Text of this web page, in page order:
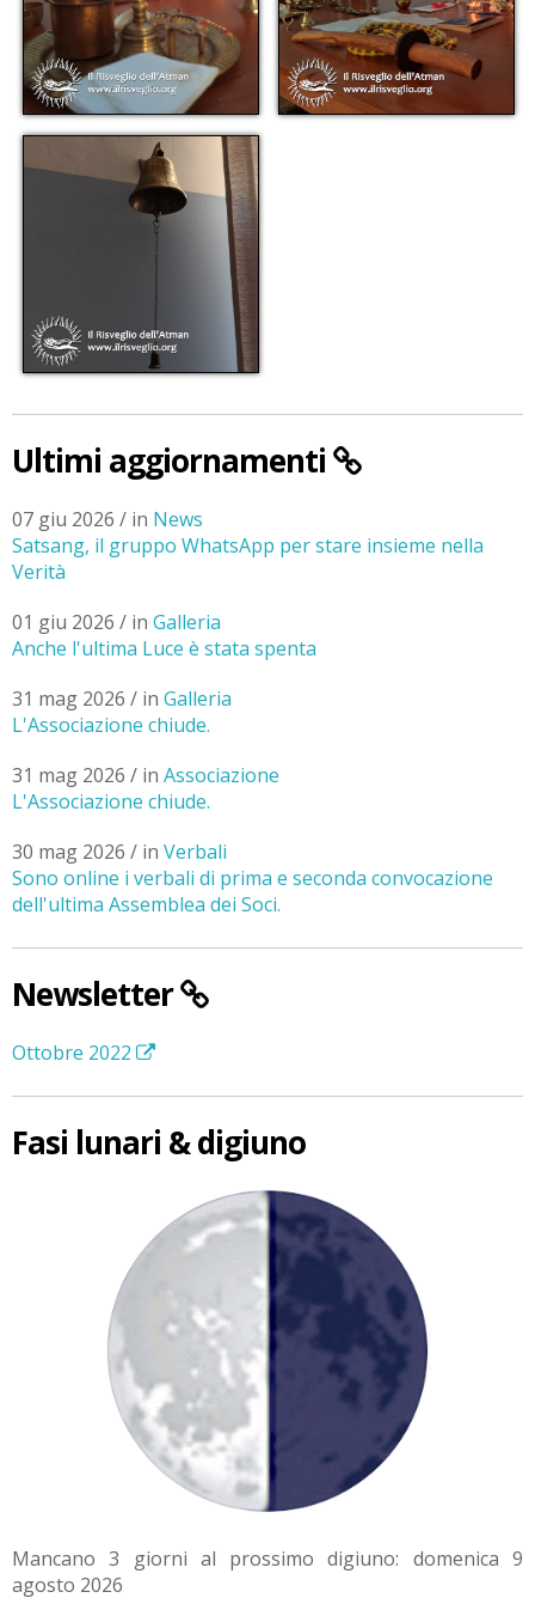
Ultimi aggiornamenti
07 giu 2026 / in News
Satsang, il gruppo WhatsApp per stare insieme nella
Verità
01 giu 2026 / in Galleria
Anche l'ultima Luce è stata spenta
31 mag 2026 / in Galleria
L'Associazione chiude.
31 mag 2026 / in Associazione
L'Associazione chiude.
30 mag 2026 / in Verbali
Sono online i verbali di prima e seconda convocazione
dell'ultima Assemblea dei Soci.
Newsletter
Ottobre 2022
Fasi lunari & digiuno
Mancano 3 giorni al prossimo digiuno: domenica 9
agosto 2026